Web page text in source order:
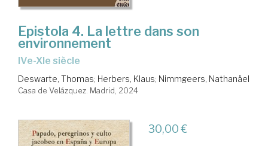
Epistola 4. La lettre dans son
environnement
IVe-XIe siècle
Deswarte, Thomas; Herbers, Klaus; Nimmgeers, Nathanäel
Casa de Velázquez. Madrid, 2024
30,00 €